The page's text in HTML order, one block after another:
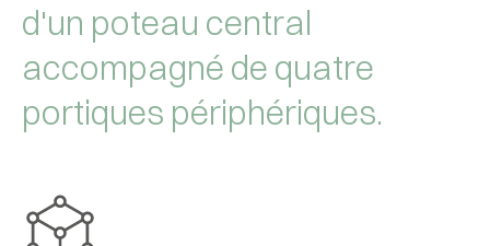
d'un poteau central
accompagné de quatre
portiques périphériques.